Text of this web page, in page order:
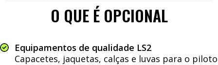
O QUE É OPCIONAL
Equipamentos de qualidade LS2
Capacetes, jaquetas, calças e luvas para o piloto